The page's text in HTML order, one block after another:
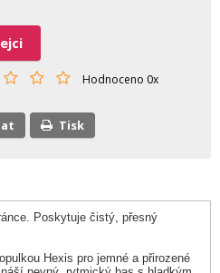
Hodnoceno 0x
Tisk
Poskytuje čistý, přesný
Hexis pro jemné a přirozené